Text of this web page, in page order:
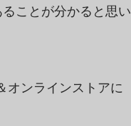
ことが分かると思い
オンラインストアに